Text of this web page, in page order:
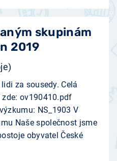
skupinám
2019
za sousedy. Celá
ov190410.pdf
NS_1903 V
Naše společnost jsme
obyvatel České